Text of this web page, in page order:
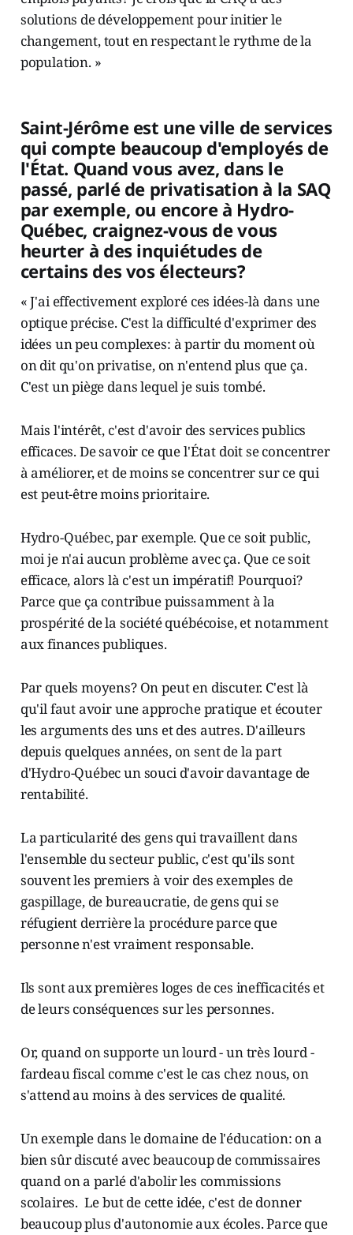
solutions de développement pour initier le
changement, tout en respectant le rythme de la
population. »
Saint-Jérôme est une ville de services
qui compte beaucoup d'employés de
l'État. Quand vous avez, dans le
passé, parlé de privatisation à la SAQ
par exemple, ou encore à Hydro-
Québec, craignez-vous de vous
heurter à des inquiétudes de
certains des vos électeurs?
« J'ai effectivement exploré ces idées-là dans une
optique précise. C'est la difficulté d'exprimer des
idées un peu complexes: à partir du moment où
on dit qu'on privatise, on n'entend plus que ça.
C'est un piège dans lequel je suis tombé.
Mais l'intérêt, c'est d'avoir des services publics
efficaces. De savoir ce que l'État doit se concentrer
à améliorer, et de moins se concentrer sur ce qui
est peut-être moins prioritaire.
Hydro-Québec, par exemple. Que ce soit public,
moi je n'ai aucun problème avec ça. Que ce soit
efficace, alors là c'est un impératif! Pourquoi?
Parce que ça contribue puissamment à la
prospérité de la société québécoise, et notamment
aux finances publiques.
Par quels moyens? On peut en discuter. C'est là
qu'il faut avoir une approche pratique et écouter
les arguments des uns et des autres. D'ailleurs
depuis quelques années, on sent de la part
d'Hydro-Québec un souci d'avoir davantage de
rentabilité.
La particularité des gens qui travaillent dans
l'ensemble du secteur public, c'est qu'ils sont
souvent les premiers à voir des exemples de
gaspillage, de bureaucratie, de gens qui se
réfugient derrière la procédure parce que
personne n'est vraiment responsable.
Ils sont aux premières loges de ces inefficacités et
de leurs conséquences sur les personnes.
Or, quand on supporte un lourd - un très lourd -
fardeau fiscal comme c'est le cas chez nous, on
s'attend au moins à des services de qualité.
Un exemple dans le domaine de l'éducation: on a
bien sûr discuté avec beaucoup de commissaires
quand on a parlé d'abolir les commissions
scolaires. Le but de cette idée, c'est de donner
beaucoup plus d'autonomie aux écoles. Parce que